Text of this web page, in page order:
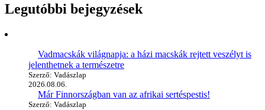
Legutóbbi bejegyzések
Vadmacskák világnapja: a házi macskák rejtett veszélyt is
jelenthetnek a természetre
Szerző: Vadászlap
2026.08.06.
Már Finnországban van az afrikai sertéspestis!
Szerző: Vadászlap